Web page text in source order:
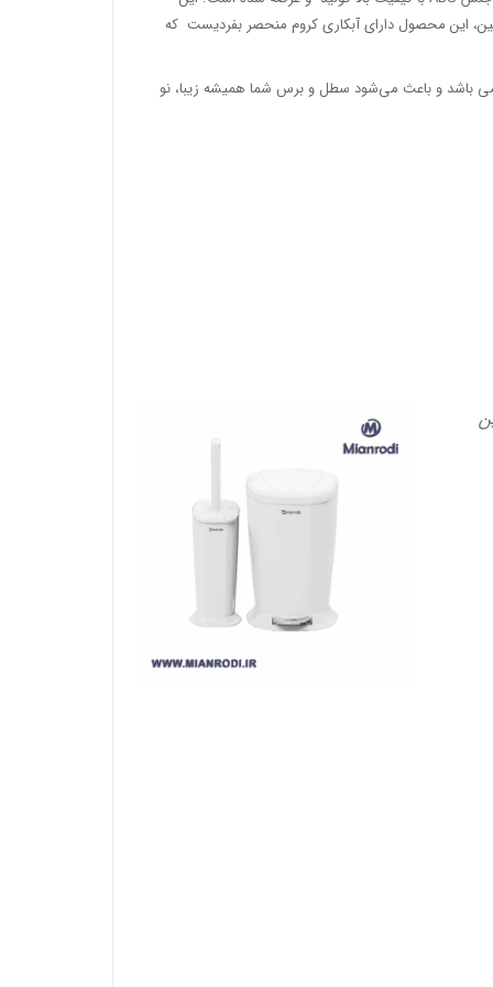
این محصول دارای آبکاری کروم منحصر بفردیست که
باشد و باعث می‌شود سطل و برس شما همیشه زیبا، نو